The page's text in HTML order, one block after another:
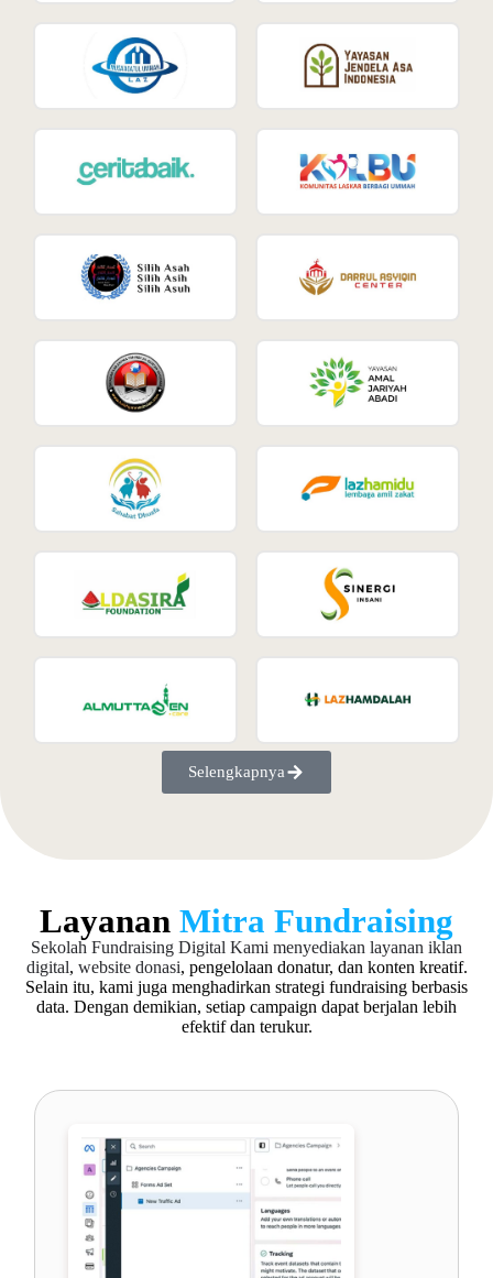
Selengkapnya
Layanan Mitra Fundraising
Sekolah Fundraising Digital Kami menyediakan layanan iklan
digital, website donasi, pengelolaan donatur, dan konten kreatif.
Selain itu, kami juga menghadirkan strategi fundraising berbasis
data. Dengan demikian, setiap campaign dapat berjalan lebih
efektif dan terukur.